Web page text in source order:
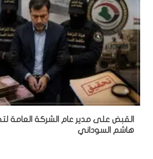
القبض على مدير عام الشركة العامة
هاشم السوداني